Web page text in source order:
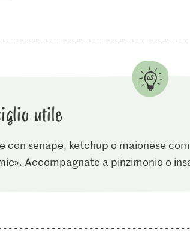
utile
con senape, ketchup o maionese
Accompagnate a pinzimonio o